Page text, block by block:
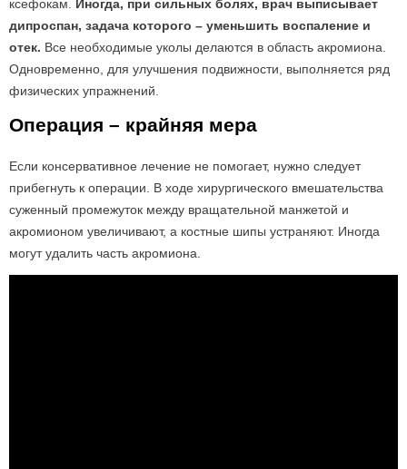
ксефокам. Иногда, при сильных болях, врач выписывает
дипроспан, задача которого – уменьшить воспаление и
отек. Все необходимые уколы делаются в область акромиона.
Одновременно, для улучшения подвижности, выполняется ряд
физических упражнений.
Операция – крайняя мера
Если консервативное лечение не помогает, нужно следует
прибегнуть к операции. В ходе хирургического вмешательства
суженный промежуток между вращательной манжетой и
акромионом увеличивают, а костные шипы устраняют. Иногда
могут удалить часть акромиона.